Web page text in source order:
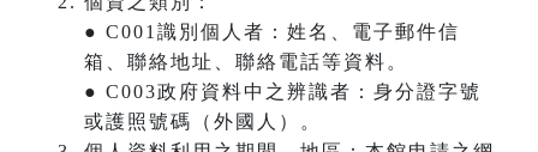
● C001識別個人者：姓名、電子郵件信
箱、聯絡地址、聯絡電話等資料。
● C003政府資料中之辨識者：身分證字號
或護照號碼（外國人）。